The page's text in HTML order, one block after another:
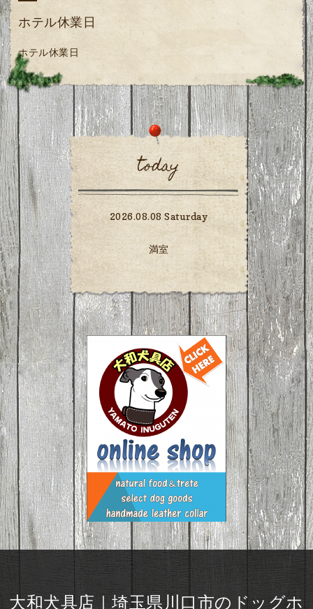
ホテル休業日
ホテル休業日
today
2026.08.08 Saturday
満室
大和犬具店｜埼玉県川口市のドッグホ